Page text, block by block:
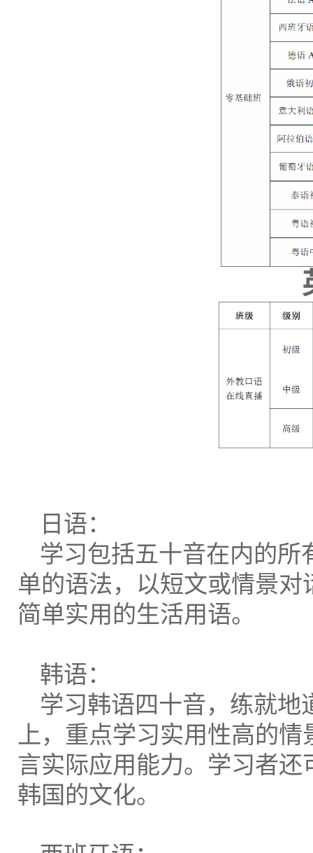
日语：
学习包括五十音在内的
单的语法，以短文或情景
简单实用的生活用语。
韩语：
学习韩语四十音，练就
上，重点学习实用性高的
言实际应用能力。学习者
韩国的文化。